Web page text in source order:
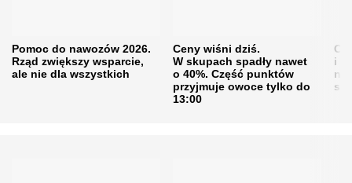
Pomoc do nawozów 2026.
Rząd zwiększy wsparcie,
ale nie dla wszystkich
Ceny wiśni dziś.
W skupach spadły nawet
o 40%. Część punktów
przyjmuje owoce tylko do
13:00
i